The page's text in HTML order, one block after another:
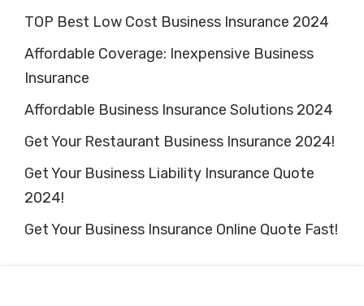
TOP Best Low Cost Business Insurance 2024
Affordable Coverage: Inexpensive Business
Insurance
Affordable Business Insurance Solutions 2024
Get Your Restaurant Business Insurance 2024!
Get Your Business Liability Insurance Quote
2024!
Get Your Business Insurance Online Quote Fast!